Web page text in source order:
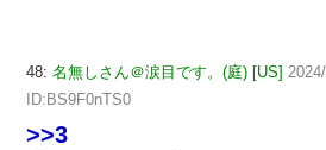
48: 名無しさん＠涙目です。(庭) [US]
ID:BS9F0nTS0
>>3